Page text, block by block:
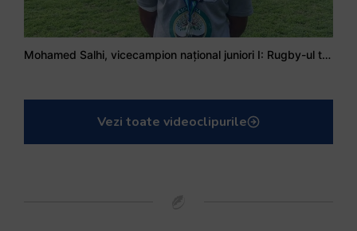
Mohamed Salhi, vicecampion național juniori I: Rugby-ul te învață să accepți și înfrângerile
Vezi toate videoclipurile